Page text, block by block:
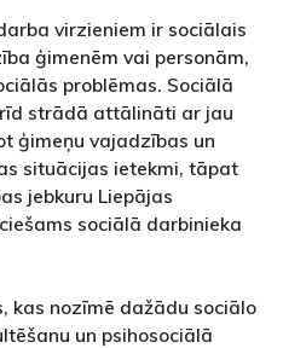
virzieniem ir sociālais
ģimenēm vai personām,
problēmas. Sociālā
strādā attālināti ar jau
ģimeņu vajadzības un
situācijas ietekmi, tāpat
jebkuru Liepājas
sociālā darbinieka
kas nozīmē dažādu sociālo
un psihosociālā